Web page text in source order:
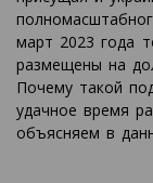
март 2023 года
размещены на
Почему такой
удачное время
объясняем в